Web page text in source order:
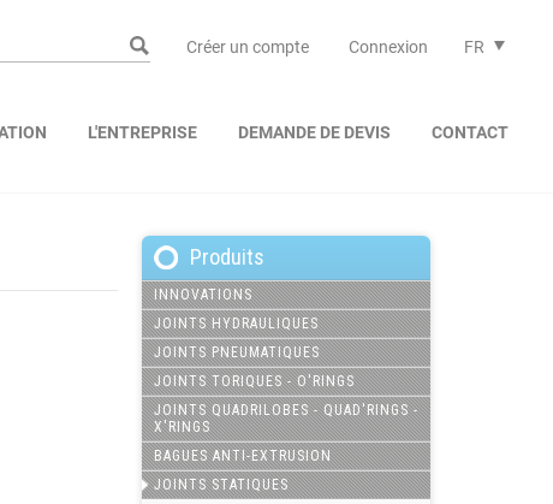
FR
Créer un compte Connexion
L'ENTREPRISE DEMANDE DE DEVIS CONTACT
Produits
INNOVATIONS
JOINTS HYDRAULIQUES
JOINTS PNEUMATIQUES
JOINTS TORIQUES - O'RINGS
JOINTS QUADRILOBES - QUAD'RINGS -
X'RINGS
BAGUES ANTI-EXTRUSION
JOINTS STATIQUES